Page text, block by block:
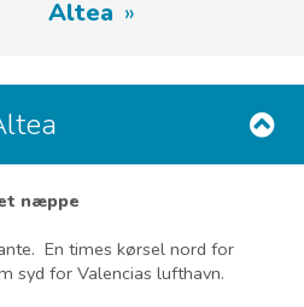
Altea
næppe
En times kørsel nord for
syd for Valencias lufthavn.